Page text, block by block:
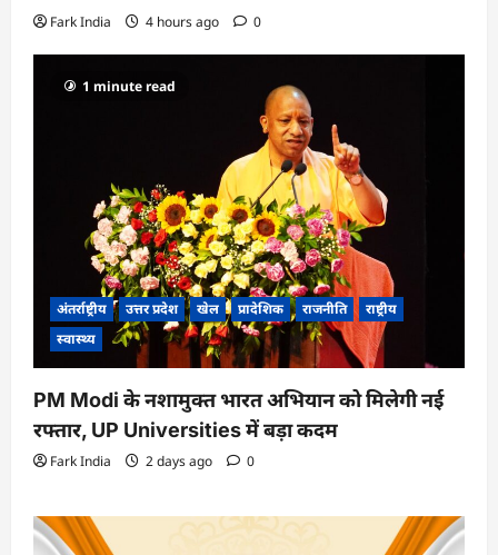
Fark India 4 hours ago 0
1 minute read
अंतर्राष्ट्रीय उत्तर प्रदेश खेल प्रादेशिक राजनीति
राष्ट्रीय
स्वास्थ्य
PM Modi के नशामुक्त भारत अभियान को मिलेगी नई
रफ्तार, UP Universities में बड़ा कदम
Fark India 2 days ago 0